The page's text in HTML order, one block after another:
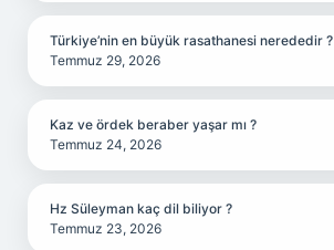
Türkiye’nin en büyük rasathanesi nerededir ?
Temmuz 29, 2026
Kaz ve ördek beraber yaşar mı ?
Temmuz 24, 2026
Hz Süleyman kaç dil biliyor ?
Temmuz 23, 2026